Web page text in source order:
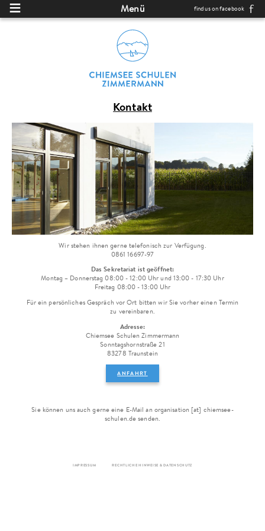
Direkt zum Inhalt
Menü find us on facebook
Kontakt
Wir stehen ihnen gerne telefonisch zur Verfügung.
0861 16697-97
Das Sekretariat ist geöffnet:
Montag – Donnerstag 08:00 - 12:00 Uhr und 13:00 - 17:30 Uhr
Freitag 08:00 - 13:00 Uhr
Für ein persönliches Gespräch vor Ort bitten wir Sie vorher einen Termin
zu vereinbaren.
Adresse:
Chiemsee Schulen Zimmermann
Sonntagshornstraße 21
83278 Traunstein
ANFAHRT
Sie können uns auch gerne eine E-Mail an organisation [at] chiemsee-
schulen.de senden.
IMPRESSUM RECHTLICHE HINWEISE & DATENSCHUTZ